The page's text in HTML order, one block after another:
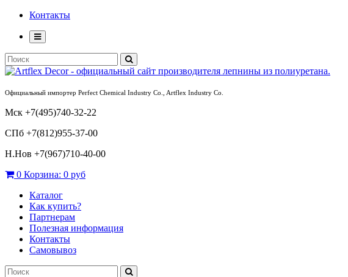
Контакты
Официальный импортер Perfect Chemical Industry Co., Artflex Industry Co.
Мск +7(495)740-32-22
СПб +7(812)955-37-00
Н.Нов +7(967)710-40-00
0 Корзина: 0 руб
Каталог
Как купить?
Партнерам
Полезная информация
Контакты
Самовывоз